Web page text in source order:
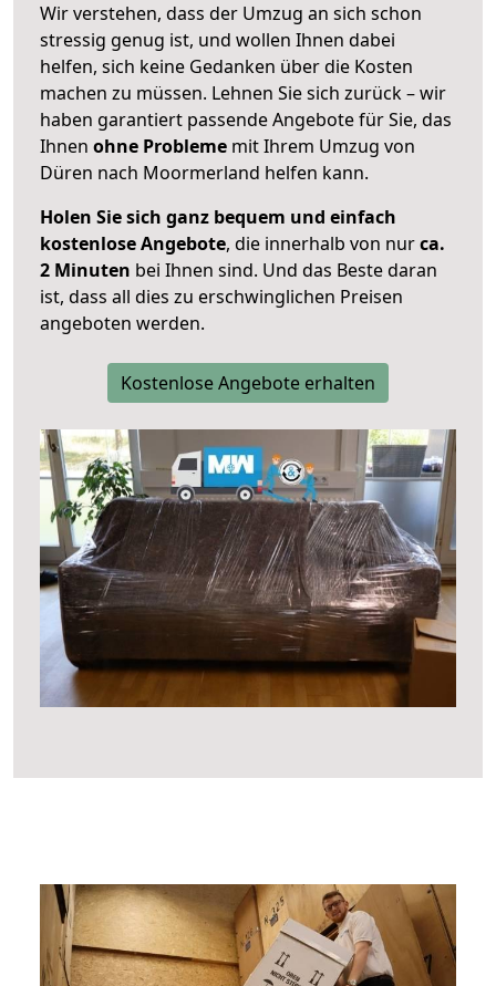
Wir verstehen, dass der Umzug an sich schon
stressig genug ist, und wollen Ihnen dabei
helfen, sich keine Gedanken über die Kosten
machen zu müssen. Lehnen Sie sich zurück – wir
haben garantiert passende Angebote für Sie, das
Ihnen ohne Probleme mit Ihrem Umzug von
Düren nach Moormerland helfen kann.
Holen Sie sich ganz bequem und einfach
kostenlose Angebote, die innerhalb von nurca.
2 Minuten bei Ihnen sind. Und das Beste daran
ist, dass all dies zu erschwinglichen Preisen
angeboten werden.
Kostenlose Angebote erhalten